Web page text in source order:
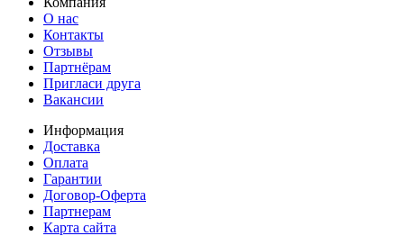
О нас
Контакты
Отзывы
Партнёрам
Пригласи друга
Вакансии
Информация
Доставка
Оплата
Гарантии
Договор-Оферта
Партнерам
Карта сайта